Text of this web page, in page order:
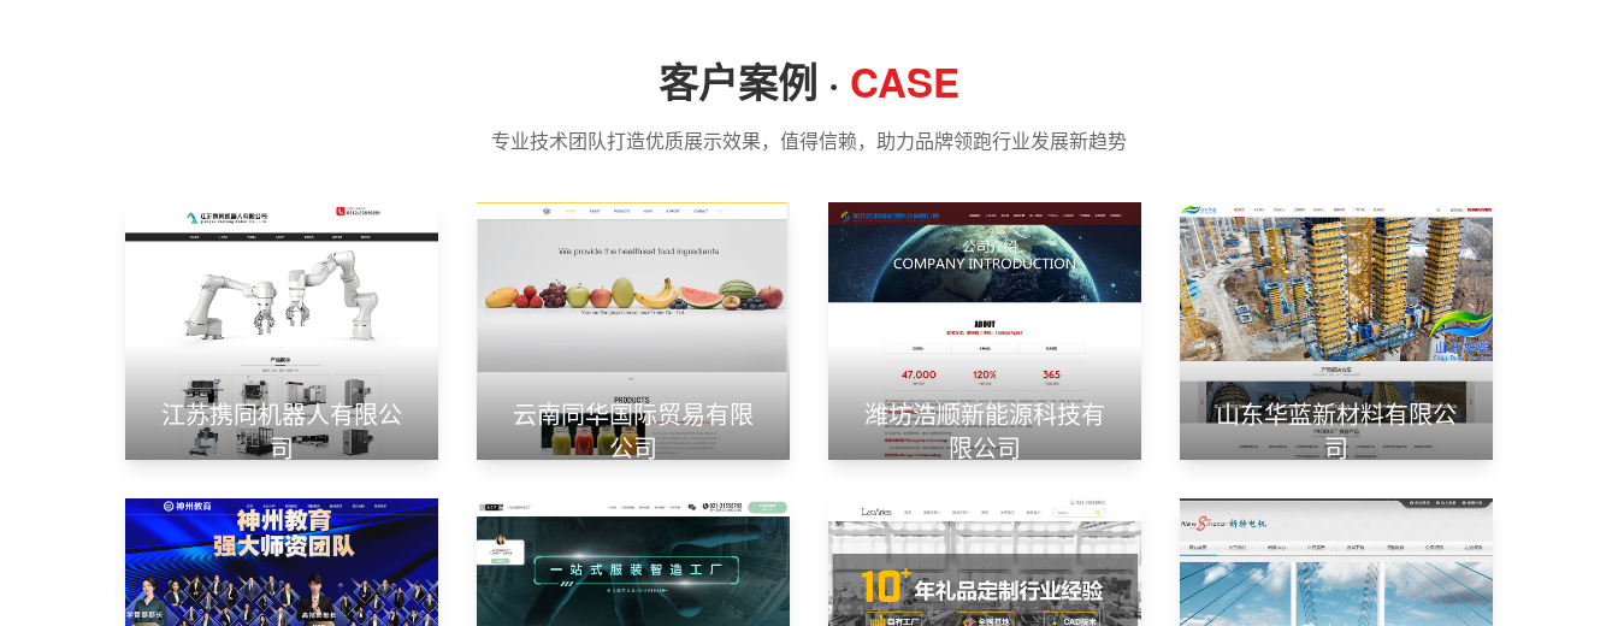
客户案例 · CASE
专业技术团队打造优质展示效果，值得信赖，助力品牌领跑行业发展新趋势
江苏携同机器人有限公
司
云南同华国际贸易有限
公司
潍坊浩顺新能源科技有
限公司
山东华蓝新材料有限公
司